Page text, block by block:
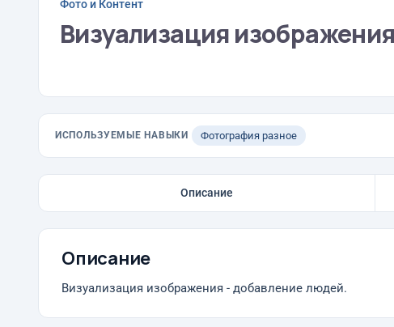
Фото и Контент
Визуализация
ИСПОЛЬЗУЕМЫЕ НАВЫКИ Фотография разное
Описание
Описание
Визуализация изображения - добавление людей.